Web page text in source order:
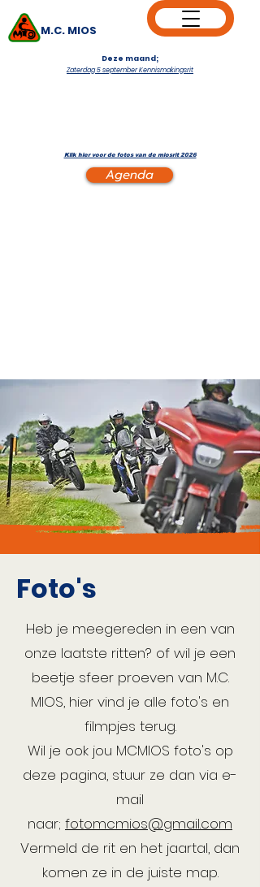
Deze maand;
M.C. MIOS
Zaterdag 5 september Kennismakingsrit
Agenda
Klik hier voor de fotos van de miosrit 2026
Foto's
Heb je meegereden in een van
onze laatste ritten? of wil je een
beetje sfeer proeven van M.C.
MIOS, hier vind je alle foto's en
filmpjes terug.
Wil je ook jou MCMIOS foto's op
deze pagina, stuur ze dan via e-
mail
naar; fotomcmios@gmail.com
Vermeld de rit en het jaartal, dan
komen ze in de juiste map.